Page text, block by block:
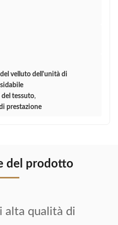
velluto dell'unità di
del tessuto,
prestazione
del prodotto
alta qualità di